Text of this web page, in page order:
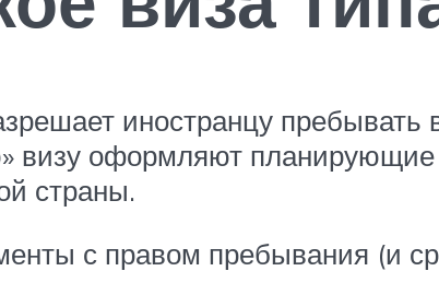
иностранцу пребывать
визу оформляют планирующие
страны.
с правом пребывания (и